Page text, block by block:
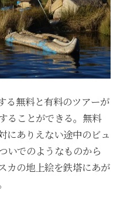
る無料と有料のツアーが
ることができる。無料
にありえない途中のビュ
いでのようなものから
カの地上絵を鉄塔にあが